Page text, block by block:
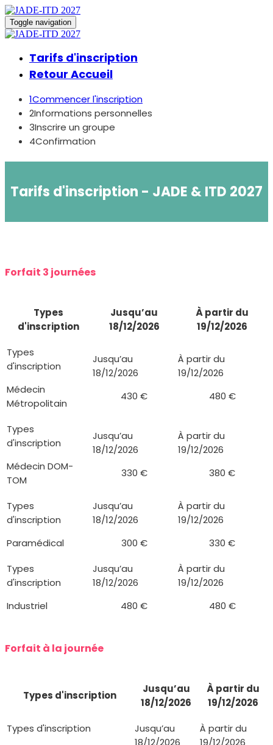
Toggle navigation
Tarifs d'inscription
Retour Accueil
1Commencer l'inscription
2Informations personnelles
3Inscrire un groupe
4Confirmation
Tarifs d'inscription - JADE & ITD 2027
Forfait 3 journées
Types
d'inscription
Jusqu’au
18/12/2026
À partir du
19/12/2026
Médecin
Métropolitain
430 € 480 €
Médecin DOM-
TOM
330 € 380 €
Paramédical 300 € 330 €
Industriel 480 € 480 €
Forfait à la journée
Types d'inscription
Jusqu’au
18/12/2026
À partir du
19/12/2026